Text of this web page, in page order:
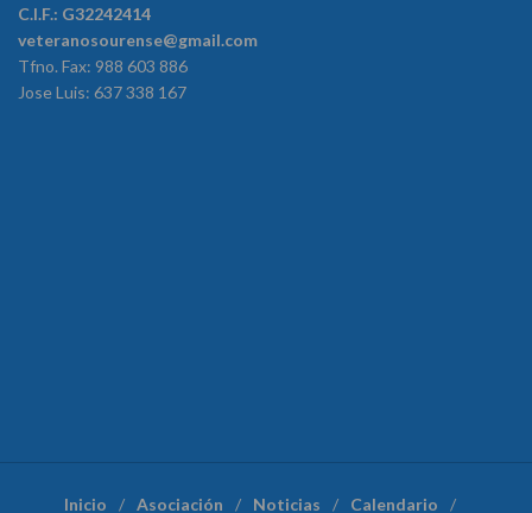
C.I.F.: G32242414
veteranosourense@gmail.com
Tfno. Fax: 988 603 886
Jose Luis: 637 338 167
Inicio Asociación Noticias Calendario